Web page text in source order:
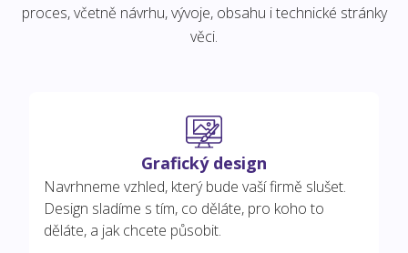
proces, včetně návrhu, vývoje, obsahu i technické stránky
věci.
Grafický design
Navrhneme vzhled, který bude vaší firmě slušet.
Design sladíme s tím, co děláte, pro koho to
děláte, a jak chcete působit.